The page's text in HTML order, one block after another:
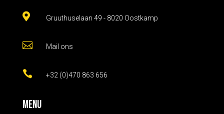
 Gruuthuselaan 49 - 8020 Oostkamp
 Mail ons
 +32 (0)470 863 656
Menu